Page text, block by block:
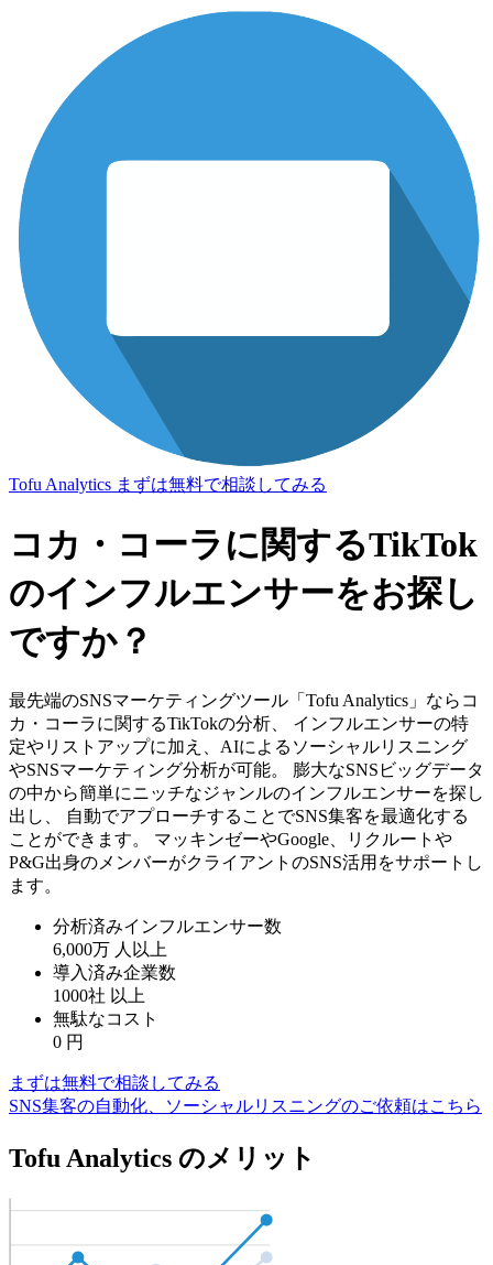
Tofu Analytics まずは無料で相談してみる
コカ・コーラに関するTikTok
のインフルエンサーをお探し
ですか？
最先端のSNSマーケティングツール「Tofu Analytics」ならコ
カ・コーラに関するTikTokの分析、 インフルエンサーの特
定やリストアップに加え、AIによるソーシャルリスニング
やSNSマーケティング分析が可能。 膨大なSNSビッグデータ
の中から簡単にニッチなジャンルのインフルエンサーを探し
出し、 自動でアプローチすることでSNS集客を最適化する
ことができます。 マッキンゼーやGoogle、リクルートや
P&G出身のメンバーがクライアントのSNS活用をサポートし
ます。
分析済みインフルエンサー数
6,000万 人以上
導入済み企業数
1000社 以上
無駄なコスト
0 円
まずは無料で相談してみる
SNS集客の自動化、ソーシャルリスニングのご依頼はこちら
Tofu Analytics のメリット